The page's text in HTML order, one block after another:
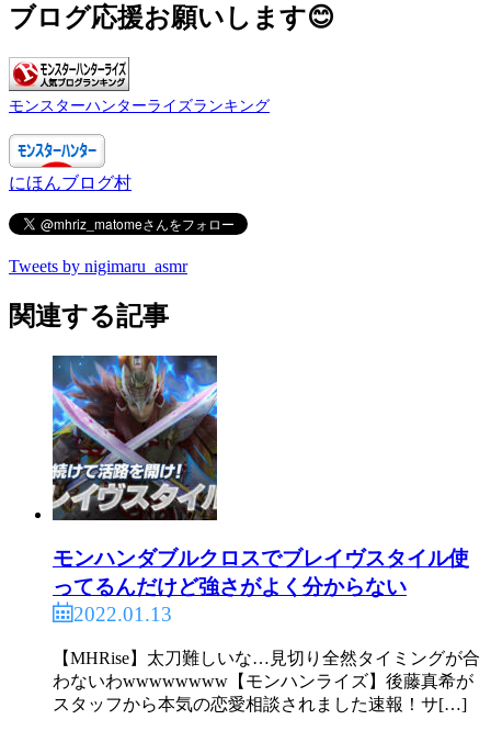
ブログ応援お願いします😊
モンスターハンターライズランキング
にほんブログ村
Tweets by nigimaru_asmr
関連する記事
モンハンダブルクロスでブレイヴスタイル使
ってるんだけど強さがよく分からない
2022.01.13
【MHRise】太刀難しいな…見切り全然タイミングが合
わないわwwwwwwww【モンハンライズ】後藤真希が
スタッフから本気の恋愛相談されました速報！サ[…]